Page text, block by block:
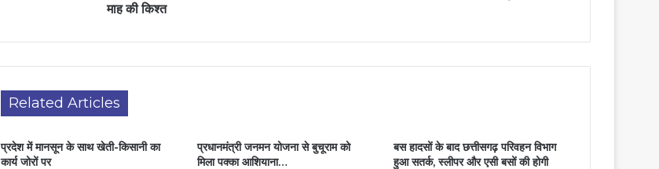
माह की किश्त
Related Articles
प्रदेश में मानसून के साथ खेती-किसानी का
कार्य जोरों पर
प्रधानमंत्री जनमन योजना से बुचूराम को
मिला पक्का आशियाना…
बस हादसों के बाद छत्तीसगढ़ परिवहन विभाग
हुआ सतर्क, स्लीपर और एसी बसों की होगी